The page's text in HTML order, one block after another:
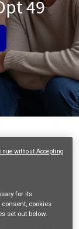
49
(F/H) -
for its
cookies
set out below.
without Accepting